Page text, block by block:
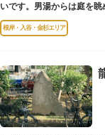
いです。男湯からは庭を
はめ込まれ、可愛い金魚が
根岸・入谷・金杉エリア